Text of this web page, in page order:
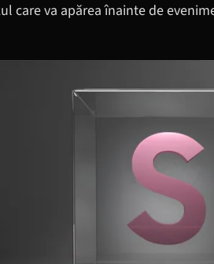
care va apărea înainte de